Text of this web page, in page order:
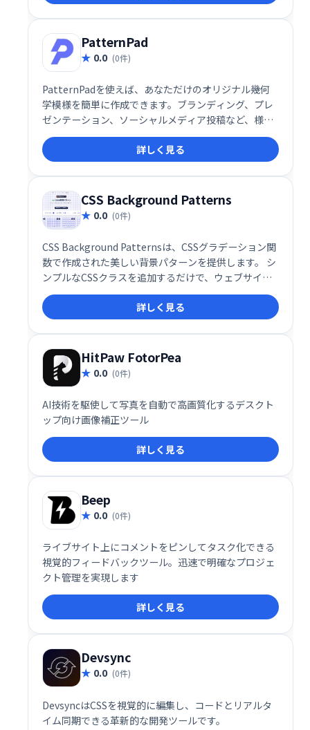
PatternPad
0.0 (0件)
PatternPadを使えば、あなただけのオリジナル幾何
学模様を簡単に作成できます。ブランディング、プレ
ゼンテーション、ソーシャルメディア投稿など、様々
な用途に最適です。独自のスタイルを表現し、デザイ
ンの可能性を広げましょう！
詳しく見る
CSS Background Patterns
0.0 (0件)
CSS Background Patternsは、CSSグラデーション関
数で作成された美しい背景パターンを提供します。 シ
ンプルなCSSクラスを追加するだけで、ウェブサイト
やアプリケーションの背景を簡単に、そして魅力的に
演出できます。洗練されたデザインで、あなたのプロ
ジェクトをワンランクアップさせましょう。
詳しく見る
HitPaw FotorPea
0.0 (0件)
AI技術を駆使して写真を自動で高画質化するデスクト
ップ向け画像補正ツール
詳しく見る
Beep
0.0 (0件)
ライブサイト上にコメントをピンしてタスク化できる
視覚的フィードバックツール。迅速で明確なプロジェ
クト管理を実現します
詳しく見る
Devsync
0.0 (0件)
DevsyncはCSSを視覚的に編集し、コードとリアルタ
イム同期できる革新的な開発ツールです。